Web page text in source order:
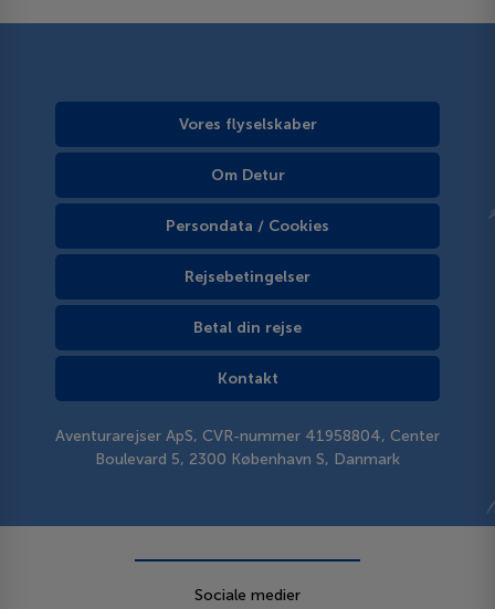
Vores flyselskaber
Om Detur
Persondata / Cookies
Rejsebetingelser
Betal din rejse
Kontakt
Aventurarejser ApS, CVR-nummer 41958804, Center
Boulevard 5, 2300 København S, Danmark
Sociale medier